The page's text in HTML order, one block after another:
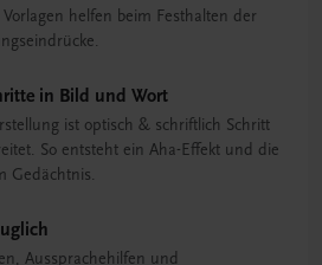
helfen beim Festhalten der
in Bild und Wort
ist optisch & schriftlich Schritt
So entsteht ein Aha-Effekt und die
Gedächtnis.
Aussprachehilfen und